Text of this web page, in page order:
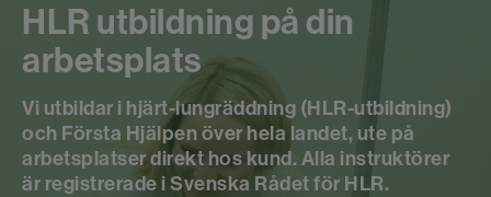
Utbildningar
Kundtjänst
HLR utbildning på din
arbetsplats
Vi utbildar i hjärt-lungräddning (HLR-utbildning)
och Första Hjälpen över hela landet, ute på
arbetsplatser direkt hos kund. Alla instruktörer
är registrerade i Svenska Rådet för HLR.